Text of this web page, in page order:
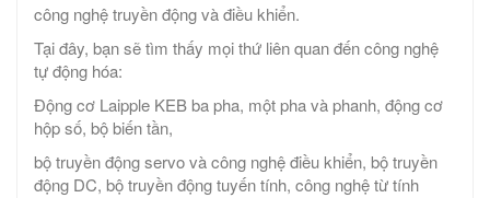
công nghệ truyền động và điều khiển.
Tại đây, bạn sẽ tìm thấy mọi thứ liên quan đến công nghệ
tự động hóa:
Động cơ Laipple KEB ba pha, một pha và phanh, động cơ
hộp số, bộ biến tần,
bộ truyền động servo và công nghệ điều khiển, bộ truyền
động DC, bộ truyền động tuyến tính, công nghệ từ tính